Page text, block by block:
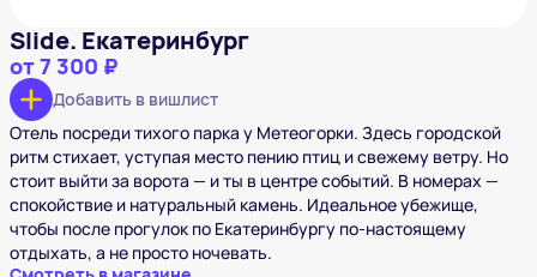
Slide. Екатеринбург
от7 300 ₽
Добавить в вишлист
Отель посреди тихого парка у Метеогорки. Здесь городской
ритм стихает, уступая место пению птиц и свежему ветру. Но
стоит выйти за ворота — и ты в центре событий. В номерах —
спокойствие и натуральный камень. Идеальное убежище,
чтобы после прогулок по Екатеринбургу по-настоящему
отдыхать, а не просто ночевать.